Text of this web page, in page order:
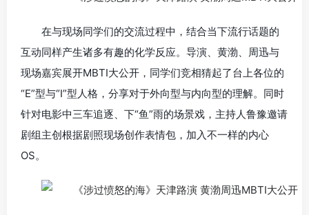
在与现场同学们的交流过程中，结合当下流行话题的
互动同样产生诸多有趣的化学反应。导演、黄渤、周迅与
现场嘉宾展开MBTI大公开，同学们竞相猜起了台上各位的
“E”型与“I”型人格，分享对于外向型与内向型的理解。同时
针对电影中三车追逐、下“鱼”雨的场景戏，主持人鲁豫邀请
剧组主创根据剧照现场创作表情包，加入不一样的内心
OS。